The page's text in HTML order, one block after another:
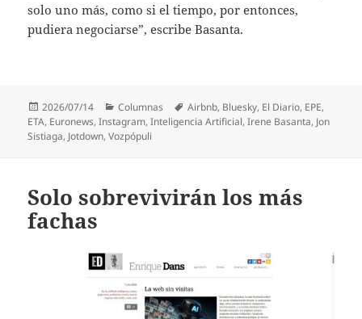
solo uno más, como si el tiempo, por entonces,
pudiera negociarse”, escribe Basanta.
Publicado
el
2026/07/14 Categorías
Columnas Etiquetas
Airbnb, Bluesky, El Diario, EPE,
ETA, Euronews,Instagram,Inteligencia Artificial,Irene Basanta, Jon
Sistiaga, Jotdown,Vozpópuli
Solo sobrevivirán los más
fachas